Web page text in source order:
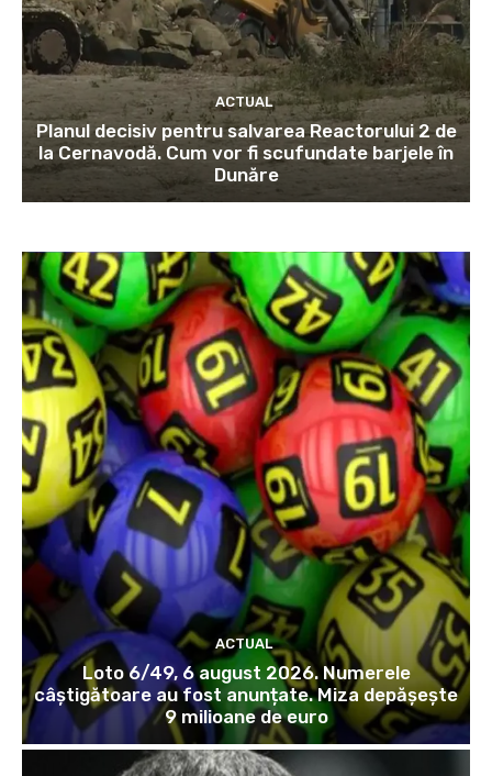
ACTUAL
Planul decisiv pentru salvarea Reactorului 2 de
la Cernavodă. Cum vor fi scufundate barjele în
Dunăre
ACTUAL
Loto 6/49, 6 august 2026. Numerele
câștigătoare au fost anunțate. Miza depășește
9 milioane de euro